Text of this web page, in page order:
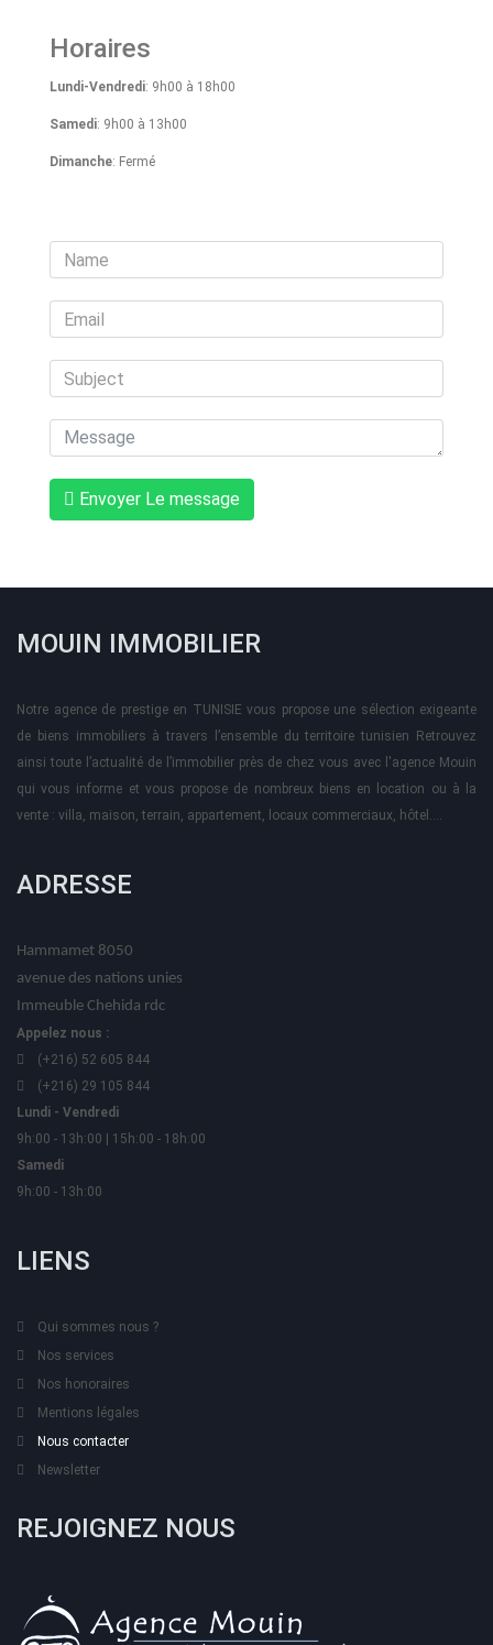
Horaires
Lundi-Vendredi: 9h00 à 18h00
Samedi: 9h00 à 13h00
Dimanche: Fermé
Envoyer Le message
MOUIN IMMOBILIER
Notre agence de prestige en TUNISIE vous propose une sélection exigeante
de biens immobiliers à travers l’ensemble du territoire tunisien Retrouvez
ainsi toute l’actualité de l’immobilier près de chez vous avec l'agence Mouin
qui vous informe et vous propose de nombreux biens en location ou à la
vente : villa, maison, terrain, appartement, locaux commerciaux, hôtel….
ADRESSE
Hammamet 8050
avenue des nations unies
Immeuble Chehida rdc
Appelez nous :
(+216) 52 605 844
(+216) 29 105 844
Lundi - Vendredi
9h:00 - 13h:00 | 15h:00 - 18h:00
Samedi
9h:00 - 13h:00
LIENS
Qui sommes nous ?
Nos services
Nos honoraires
Mentions légales
Nous contacter
Newsletter
REJOIGNEZ NOUS